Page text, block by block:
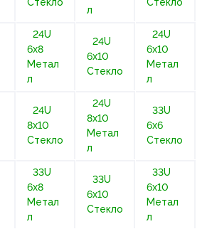
Стекло
л
Стекло
24U
6х8
Метал
л
24U
6х10
Стекло
24U
6х10
Метал
л
24U
8х10
Стекло
24U
8х10
Метал
л
33U
6х6
Стекло
33U
6х8
Метал
л
33U
6х10
Стекло
33U
6х10
Метал
л